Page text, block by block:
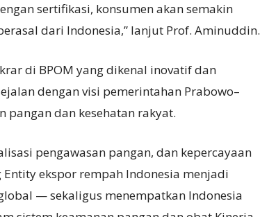
sertifikasi, konsumen akan semakin
dari Indonesia,” lanjut Prof. Aminuddin.
di BPOM yang dikenal inovatif dan
dengan visi pemerintahan Prabowo–
pangan dan kesehatan rakyat.
pengawasan pangan, dan kepercayaan
Entity ekspor rempah Indonesia menjadi
— sekaligus menempatkan Indonesia